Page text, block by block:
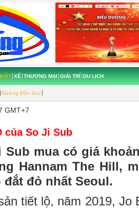
Đường Đến Sao
XẾ THƯƠNG MẠI GIẢI TRÍ DU LỊCH
GMT+7
của So Ji Sub
Sub mua có giá
Hannam The Hill,
đắt đỏ nhất Seoul.
tiết lộ, năm 2019, Jo